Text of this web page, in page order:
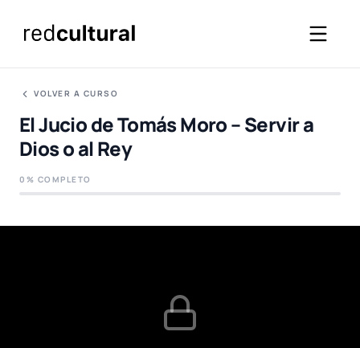
VOLVER A CURSO
El Jucio de Tomás Moro – Servir a
Dios o al Rey
0% COMPLETO